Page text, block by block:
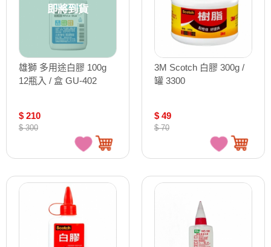
即將到貨
雄獅 多用途白膠 100g
12瓶入 / 盒 GU-402
$ 210
$ 300
3M Scotch 白膠 300g /
罐 3300
$ 49
$ 70